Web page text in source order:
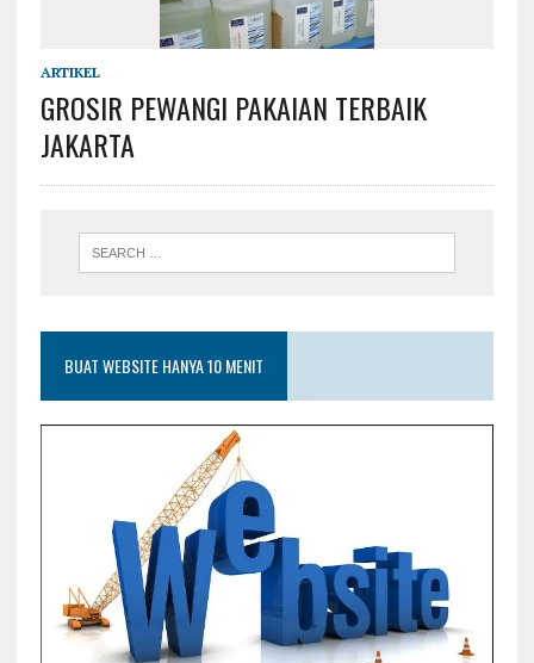
ARTIKEL
GROSIR PEWANGI PAKAIAN TERBAIK
JAKARTA
BUAT WEBSITE HANYA 10 MENIT